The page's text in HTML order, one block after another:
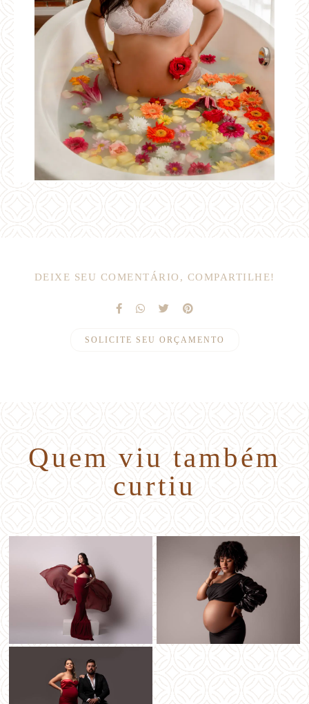
DEIXE SEU COMENTÁRIO, COMPARTILHE!
SOLICITE SEU ORÇAMENTO
Quem viu também
curtiu